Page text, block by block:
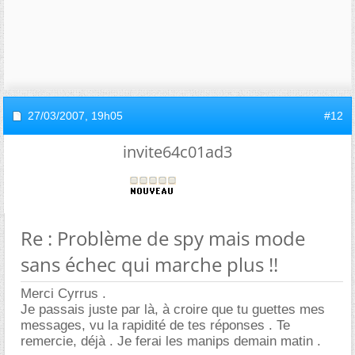
27/03/2007, 19h05 #12
invite64c01ad3
Re : Problème de spy mais mode
sans échec qui marche plus !!
Merci Cyrrus .
Je passais juste par là, à croire que tu guettes mes
messages, vu la rapidité de tes réponses . Te
remercie, déjà . Je ferai les manips demain matin .